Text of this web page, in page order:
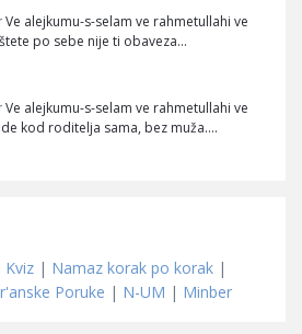
Ve alejkumu-s-selam ve rahmetullahi ve
po sebe nije ti obaveza…
Ve alejkumu-s-selam ve rahmetullahi ve
kod roditelja sama, bez muža.…
Kviz | Namaz korak po korak |
Poruke | N-UM | Minber